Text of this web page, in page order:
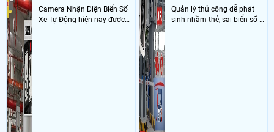
Camera Nhận Diện Biển Số
Xe Tự Động hiện nay được
Quản lý thủ công dễ phát
sinh nhầm thẻ, sai biển số và